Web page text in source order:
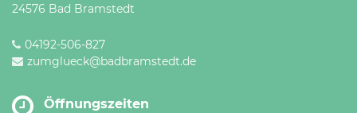
24576 Bad Bramstedt
04192-506-827
zumglueck@badbramstedt.de
Öffnungszeiten